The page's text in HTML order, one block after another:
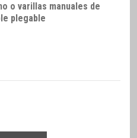
o varillas manuales de
plegable